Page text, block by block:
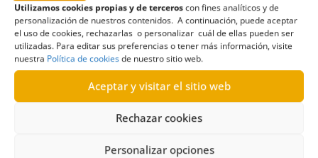
Utilizamos cookies propias y de terceroscon fines analíticos y de
personalización de nuestros contenidos. A continuación, puede aceptar
el uso de cookies, rechazarlas o personalizar cuál de ellas pueden ser
utilizadas. Para editar sus preferencias o tener más información, visite
nuestra Política de cookiesde nuestro sitio web.
Aceptar y visitar el sitio web
Rechazar cookies
Personalizar opciones